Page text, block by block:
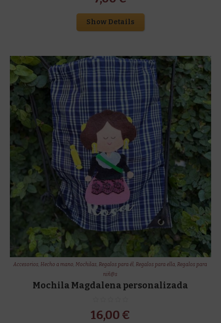
Show Details
Accesorios,Hecho a mano,Mochilas,Regalos para él,Regalos para ella,Regalos para
niñ@s
Mochila Magdalena personalizada
16,00 €